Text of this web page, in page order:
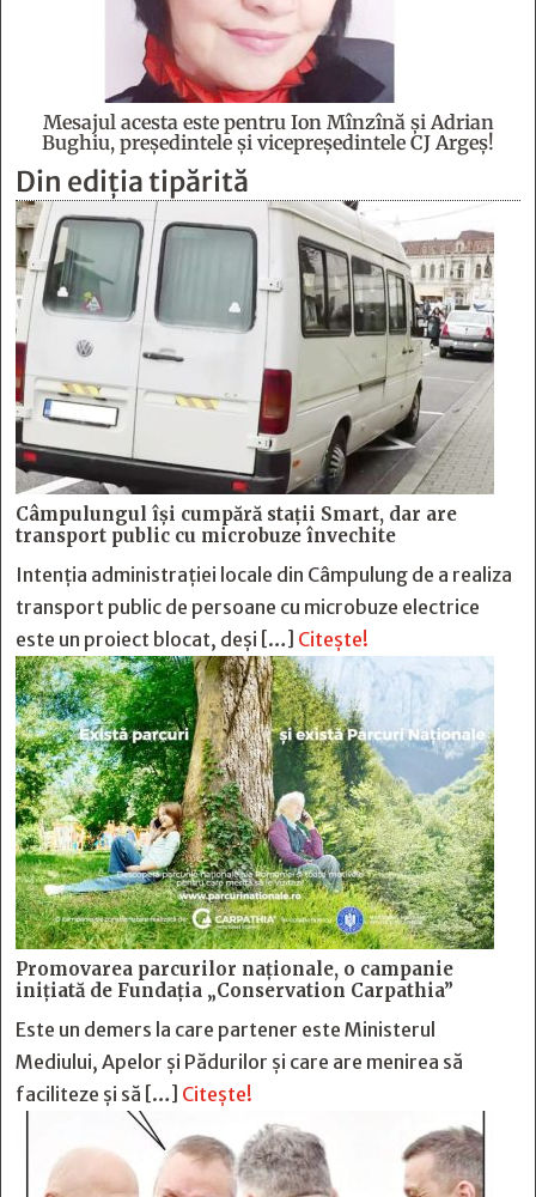
Mesajul acesta este pentru Ion Mînzînă şi Adrian
Bughiu, preşedintele şi vicepreşedintele CJ Argeş!
Din ediția tipărită
Câmpulungul îşi cumpără staţii Smart, dar are
transport public cu microbuze învechite
Intenția administrației locale din Câmpulung de a realiza
transport public de persoane cu microbuze electrice
este un proiect blocat, deși […] Citește!
Promovarea parcurilor naționale, o campanie
inițiată de Fundația „Conservation Carpathia”
Este un demers la care partener este Ministerul
Mediului, Apelor și Pădurilor și care are menirea să
faciliteze și să […] Citește!